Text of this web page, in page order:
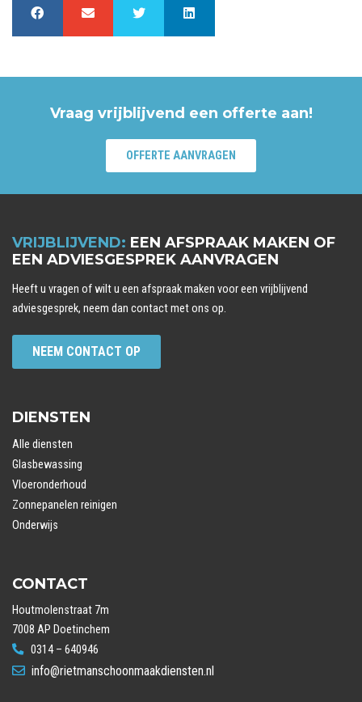
Vraag vrijblijvend een offerte aan!
OFFERTE AANVRAGEN
VRIJBLIJVEND: EEN AFSPRAAK MAKEN OF
EEN ADVIESGESPREK AANVRAGEN
Heeft u vragen of wilt u een afspraak maken voor een vrijblijvend
adviesgesprek, neem dan contact met ons op.
NEEM CONTACT OP
DIENSTEN
Alle diensten
Glasbewassing
Vloeronderhoud
Zonnepanelen reinigen
Onderwijs
CONTACT
Houtmolenstraat 7m
7008 AP Doetinchem
0314 – 640946
info@rietmanschoonmaakdiensten.nl